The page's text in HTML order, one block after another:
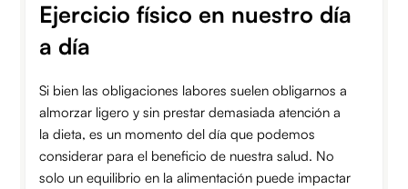
Ejercicio físico en nuestro día
a día
Si bien las obligaciones labores suelen obligarnos a
almorzar ligero y sin prestar demasiada atención a
la dieta, es un momento del día que podemos
considerar para el beneficio de nuestra salud. No
solo un equilibrio en la alimentación puede impactar